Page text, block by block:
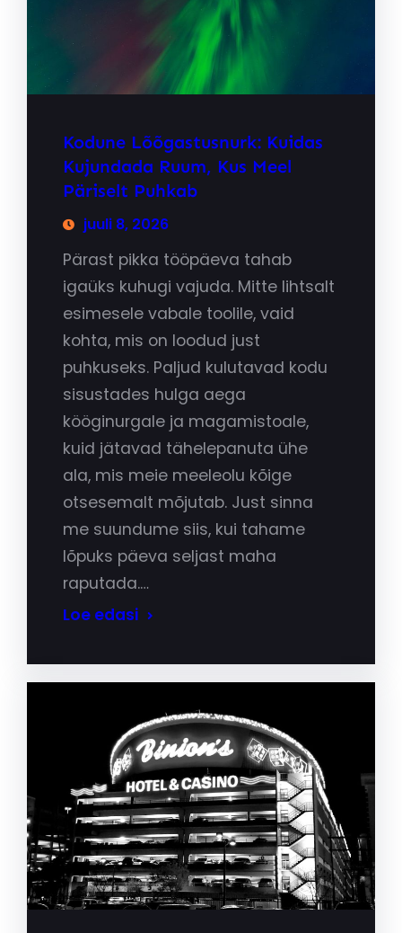
Kodune Lõõgastusnurk: Kuidas
Kujundada Ruum, Kus Meel
Päriselt Puhkab
juuli 8, 2026
Pärast pikka tööpäeva tahab
igaüks kuhugi vajuda. Mitte lihtsalt
esimesele vabale toolile, vaid
kohta, mis on loodud just
puhkuseks. Paljud kulutavad kodu
sisustades hulga aega
kööginurgale ja magamistoale,
kuid jätavad tähelepanuta ühe
ala, mis meie meeleolu kõige
otsesemalt mõjutab. Just sinna
me suundume siis, kui tahame
lõpuks päeva seljast maha
raputada.…
Loe edasi